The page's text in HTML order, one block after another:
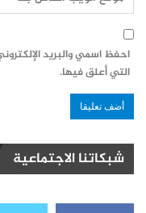
احفظ اسمي والبريد
التي أعلق فيها.
شبكاتنا الاجتماعية